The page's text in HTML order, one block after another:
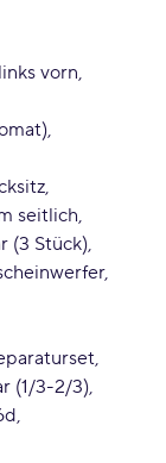
vorn
seitlich
(3 Stück)
(1/3-2/3)